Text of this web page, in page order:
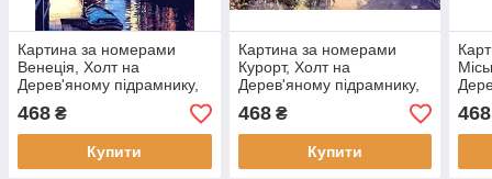
Картина за номерами
Венеція, Холт на
Дерев'яному підрамнику,
Акрилові Фарби, Пензлі,
40х50см, (1 шт)
468 ₴
Купити
Картина за номерами
Курорт, Холт на
Дерев'яному підрамнику,
Акрилові Фарби, Пензлі,
40х50см, (1 шт)
468₴
Купити
468